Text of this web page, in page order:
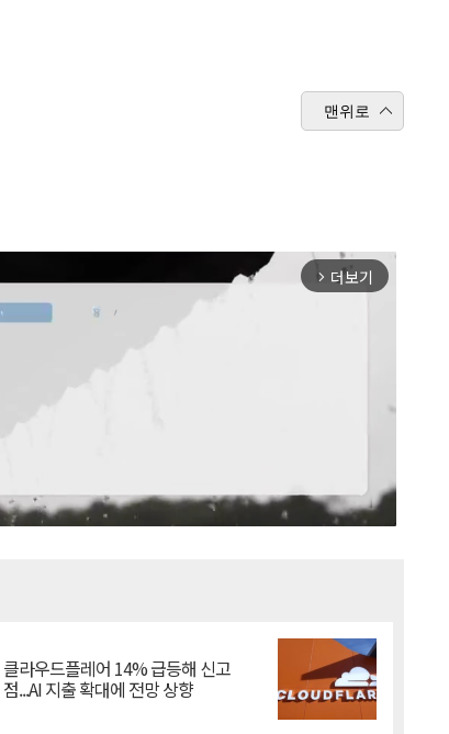
맨위로
arrow_forward_ios 더보기
클라우드플레어 14% 급등해 신고
점...AI 지출 확대에 전망 상향